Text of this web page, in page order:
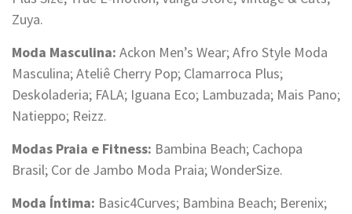
Zuya.
Moda Masculina: Ackon Men’s Wear; Afro Style Moda
Masculina; Ateliê Cherry Pop; Clamarroca Plus;
Deskoladeria; FALA; Iguana Eco; Lambuzada; Mais Pano;
Natieppo; Reizz.
Modas Praia e Fitness: Bambina Beach; Cachopa
Brasil; Cor de Jambo Moda Praia; WonderSize.
Moda Íntima: Basic4Curves; Bambina Beach; Berenix;